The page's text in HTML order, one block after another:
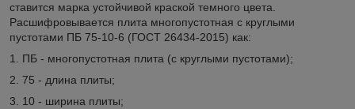
ставится марка устойчивой краской темного цвета.
Расшифровывается плита многопустотная с круглыми
пустотами ПБ 75-10-6 (ГОСТ 26434-2015) как:
1. ПБ - многопустотная плита (с круглыми пустотами);
2. 75 - длина плиты;
3. 10 - ширина плиты;